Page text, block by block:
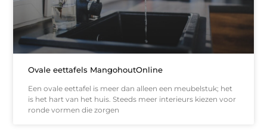
Ovale eettafels MangohoutOnline
Een ovale eettafel is meer dan alleen een meubelstuk; het
is het hart van het huis. Steeds meer interieurs kiezen voor
ronde vormen die zorgen